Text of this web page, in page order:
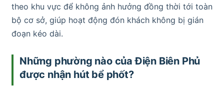
theo khu vực để không ảnh hưởng đồng thời tới toàn
bộ cơ sở, giúp hoạt động đón khách không bị gián
đoạn kéo dài.
Những phường nào của Điện Biên Phủ
được nhận hút bể phốt?